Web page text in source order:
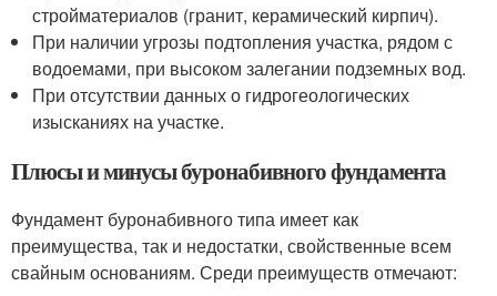
стройматериалов (гранит, керамический кирпич).
При наличии угрозы подтопления участка, рядом с
водоемами, при высоком залегании подземных вод.
При отсутствии данных о гидрогеологических
изысканиях на участке.
Плюсы и минусы буронабивного фундамента
Фундамент буронабивного типа имеет как
преимущества, так и недостатки, свойственные всем
свайным основаниям. Среди преимуществ отмечают: